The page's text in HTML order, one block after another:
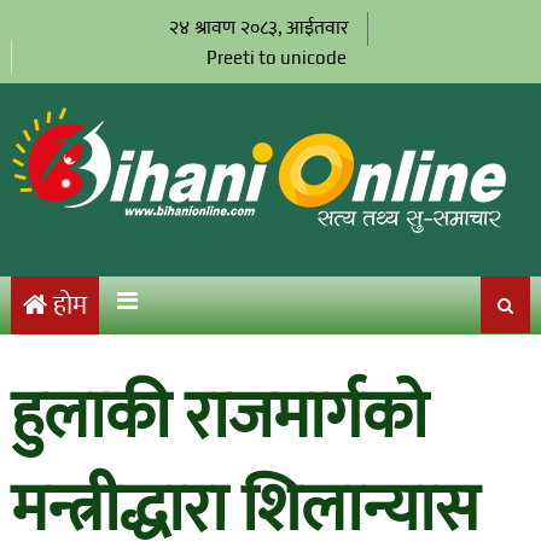
२४ श्रावण २०८३, आईतवार
Preeti to unicode
होम
हुलाकी राजमार्गको
मन्त्रीद्धारा शिलान्यास